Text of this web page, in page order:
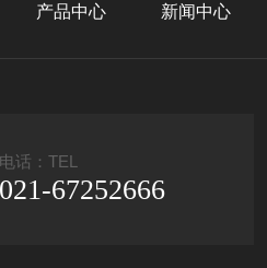
产品中心 新闻中心
电话：TEL
021-67252666